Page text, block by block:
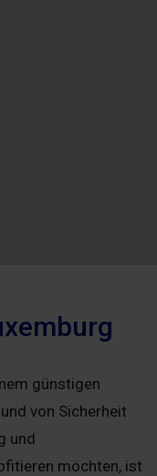
günstigen
von Sicherheit
und
möchten, ist